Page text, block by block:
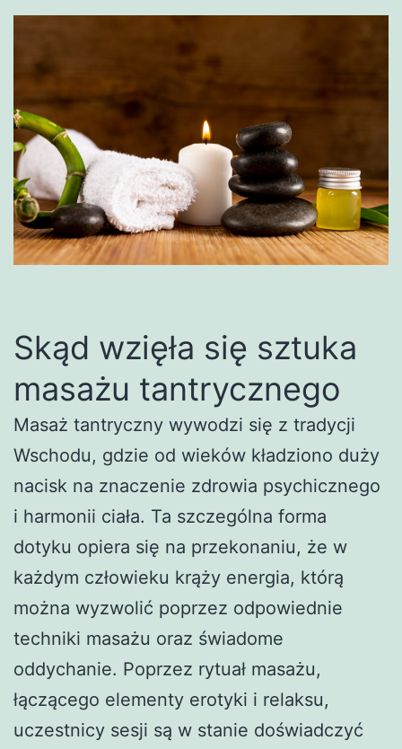
Skąd wzięła się sztuka
masażu tantrycznego
Masaż tantryczny wywodzi się z tradycji
Wschodu, gdzie od wieków kładziono duży
nacisk na znaczenie zdrowia psychicznego
i harmonii ciała. Ta szczególna forma
dotyku opiera się na przekonaniu, że w
każdym człowieku krąży energia, którą
można wyzwolić poprzez odpowiednie
techniki masażu oraz świadome
oddychanie. Poprzez rytuał masażu,
łączącego elementy erotyki i relaksu,
uczestnicy sesji są w stanie doświadczyć